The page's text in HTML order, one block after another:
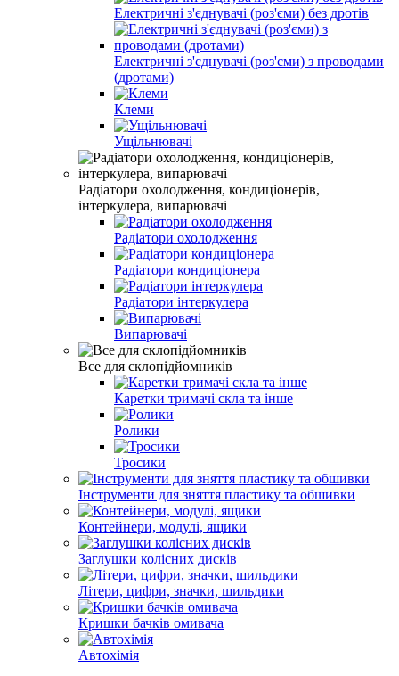
Електричні з'єднувачі (роз'єми) без дротів
Електричні з'єднувачі (роз'єми) з проводами
(дротами)
Клеми
Ущільнювачі
Радіатори охолодження, кондиціонерів,
інтеркулера, випарювачі
Радіатори охолодження
Радіатори кондиціонера
Радіатори інтеркулера
Випарювачі
Все для склопідйомників
Каретки тримачі скла та інше
Ролики
Тросики
Інструменти для зняття пластику та обшивки
Контейнери, модулі, ящики
Заглушки колісних дисків
Літери, цифри, значки, шильдики
Кришки бачків омивача
Автохімія